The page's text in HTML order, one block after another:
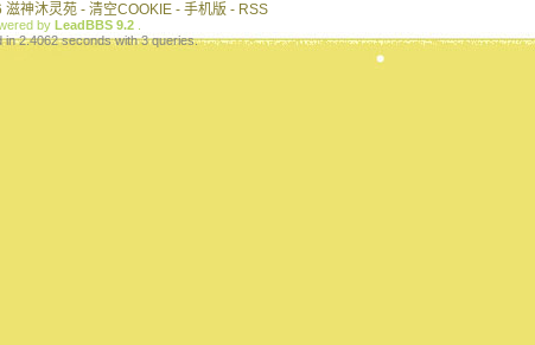
滋神沐灵苑 - 清空COOKIE - 手机版 - RSS
by LeadBBS 9.2
in 2.4062 seconds with 3 queries.